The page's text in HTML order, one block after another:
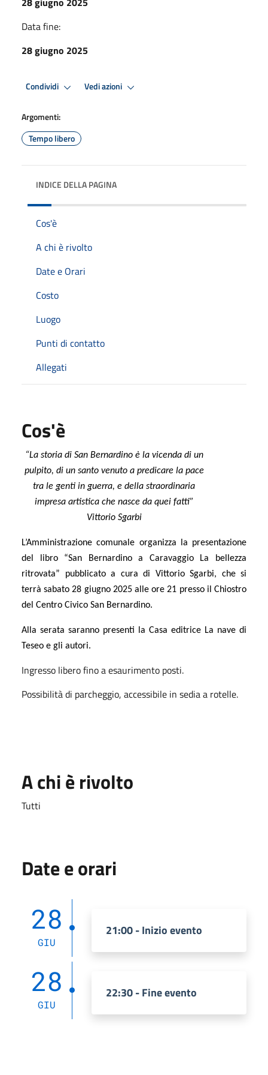
Data fine:
28 giugno 2025
Condividi Vedi azioni
Argomenti:
Tempo libero
INDICE DELLA PAGINA
Cos'è
A chi è rivolto
Date e Orari
Costo
Luogo
Punti di contatto
Allegati
Cos'è
“La storia di San Bernardino è la vicenda di un
pulpito, di un santo venuto a predicare la pace
tra le genti in guerra, e della straordinaria
impresa artistica che nasce da quei fatti”
Vittorio Sgarbi
L’Amministrazione comunale organizza la presentazione
del libro “San Bernardino a Caravaggio La bellezza
ritrovata” pubblicato a cura di Vittorio Sgarbi, che si
terrà sabato 28 giugno 2025 alle ore 21 presso il Chiostro
del Centro Civico San Bernardino.
Alla serata saranno presenti la Casa editrice La nave di
Teseo e gli autori.
Ingresso libero fino a esaurimento posti.
Possibilità di parcheggio, accessibile in sedia a rotelle.
A chi è rivolto
Tutti
Date e orari
28
GIU
21:00 - Inizio evento
28
GIU
22:30 - Fine evento